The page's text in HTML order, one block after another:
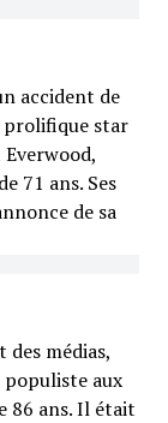
accident de
prolifique star
71 ans. Ses
de sa
médias,
aux
86 ans. Il était